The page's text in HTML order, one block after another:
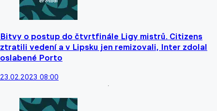
Bitvy o postup do čtvrtfinále Ligy mistrů. Citizens
ztratili vedení a v Lipsku jen remizovali, Inter zdolal
oslabené Porto
23.02.2023 08:00